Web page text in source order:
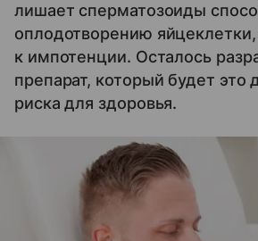
лишает сперматозоиды
оплодотворению
к импотенции. Осталось
препарат, который будет это
риска для здоровья.